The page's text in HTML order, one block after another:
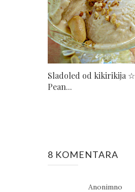
Sladoled od kikirikija ☆
Pean...
8 KOMENTARA
Anonimno